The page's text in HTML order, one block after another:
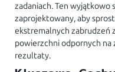
zadaniach. Ten wyjątkowo
zaprojektowany, aby
ekstremalnych zabrudzeń
powierzchni odpornych na
rezultaty.